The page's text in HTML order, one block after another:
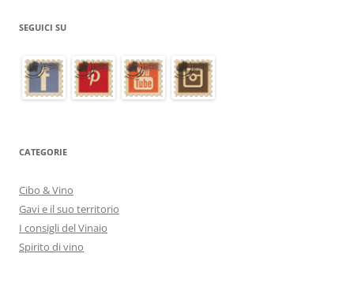
SEGUICI SU
CATEGORIE
Cibo & Vino
Gavi e il suo territorio
I consigli del Vinaio
Spirito di vino